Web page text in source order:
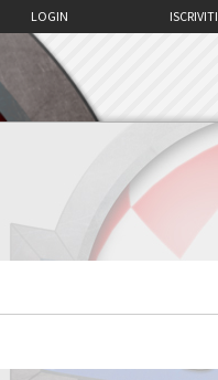
ISCRIVITI
LOGIN